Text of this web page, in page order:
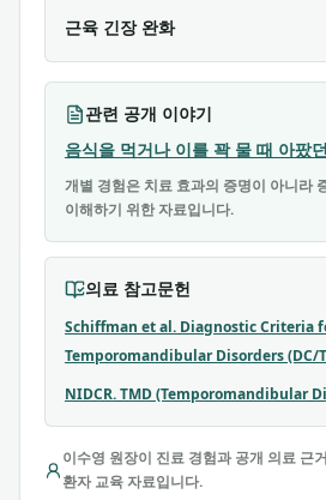
근육 긴장 완화
관련 공개 이야기
음식을 먹거나 이를 꽉 물 때 아팠
개별 경험은 치료 효과의 증명이 아니라
이해하기 위한 자료입니다.
의료 참고문헌
Schiffman et al. Diagnostic Criteria
Temporomandibular Disorders (DC/
NIDCR. TMD (Temporomandibular
이수영 원장이 진료 경험과 공개 의료 근
환자 교육 자료입니다.